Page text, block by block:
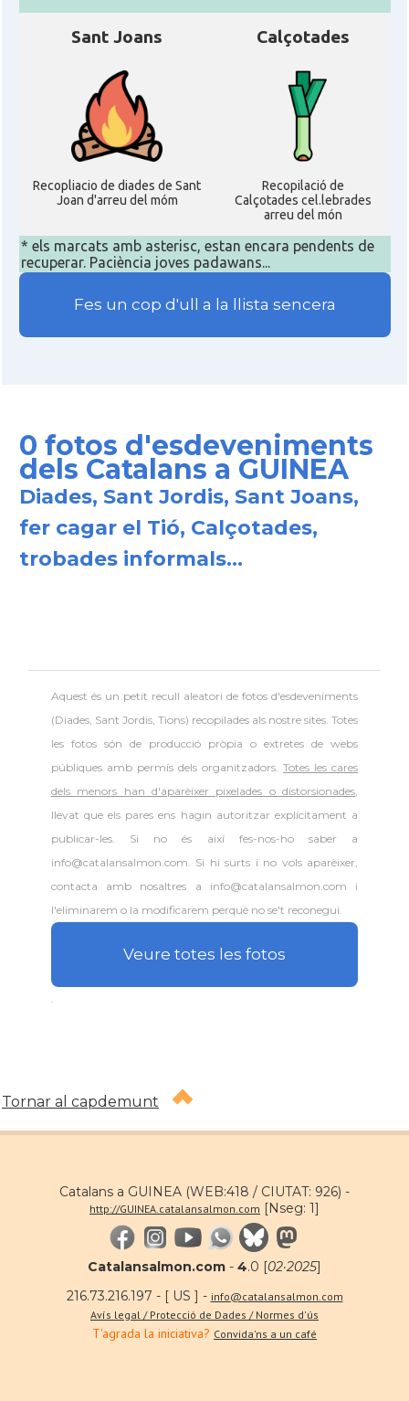
Sant Joans
Recopliacio de diades de Sant
Joan d'arreu del móm
Calçotades
Recopilació de
Calçotades cel.lebrades
arreu del món
* els marcats amb asterisc, estan encara pendents de
recuperar. Paciència joves padawans...
Fes un cop d'ull a la llista sencera
0 fotos d'esdeveniments
dels Catalans a GUINEA
Diades, Sant Jordis, Sant Joans,
fer cagar el Tió, Calçotades,
trobades informals...
Aquest és un petit recull aleatori defotos d'esdeveniments
(Diades, Sant Jordis, Tions) recopilades als nostre sites. Totes
les fotos són de producció pròpia o extretes de webs
públiques amb permís dels organitzadors.Totes les cares
dels menors han d'aparèixer pixelades o distorsionades,
llevat que els pares ens hagin autoritzar explícitament a
publicar-les. Si no és així fes-nos-ho saber a
info@catalansalmon.com. Si hi surts i no vols aparèixer,
contacta amb nosaltres a info@catalansalmon.com i
l'eliminarem o la modificarem perquè no se't reconegui.
Veure totes les fotos
Tornar al capdemunt
Catalans a GUINEA (WEB:418 / CIUTAT: 926) -
http://GUINEA.catalansalmon.com [Nseg: 1]
Catalansalmon.com - 4.0 [02·2025]
216.73.216.197 - [ US ] - info@catalansalmon.com
Avís legal / Protecció de Dades / Normes d'ús
T'agrada la iniciativa? Convida'ns a un café